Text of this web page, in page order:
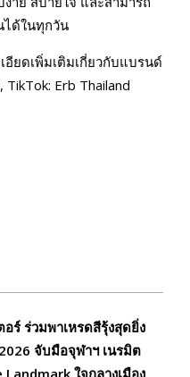
ได้ในทุกวัน
ยดเพิ่มเติมเกี่ยวกับแบรนด์
Erb Thailand
อร์ ร่วมพาเหรดสีรุ้งสุดยิ่ง
จับมือจุฬาฯ เนรมิต
ใจกลางเมือง